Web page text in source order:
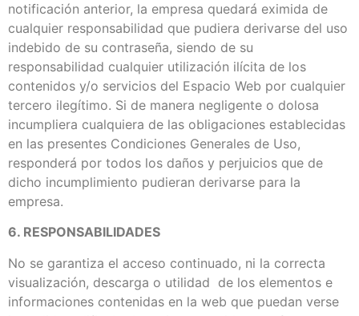
notificación anterior, la empresa quedará eximida de
cualquier responsabilidad que pudiera derivarse del uso
indebido de su contraseña, siendo de su
responsabilidad cualquier utilización ilícita de los
contenidos y/o servicios del Espacio Web por cualquier
tercero ilegítimo. Si de manera negligente o dolosa
incumpliera cualquiera de las obligaciones establecidas
en las presentes Condiciones Generales de Uso,
responderá por todos los daños y perjuicios que de
dicho incumplimiento pudieran derivarse para la
empresa.
6. RESPONSABILIDADES
No se garantiza el acceso continuado, ni la correcta
visualización, descarga o utilidad de los elementos e
informaciones contenidas en la web que puedan verse